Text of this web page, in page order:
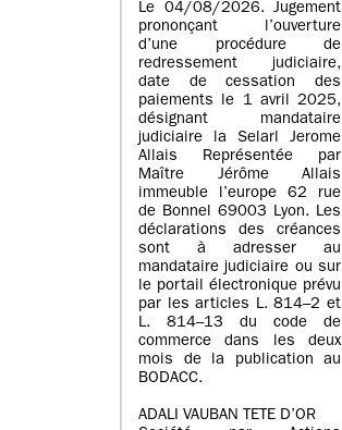
Le 04/08/2026. Jugement
prononçant l’ouverture
d’une procédure de
redressement judiciaire,
date de cessation des
paiements le 1 avril 2025,
désignant mandataire
judiciaire la Selarl Jerome
Allais Représentée par
Maître Jérôme Allais
immeuble l’europe 62 rue
de Bonnel 69003 Lyon. Les
déclarations des créances
sont à adresser au
mandataire judiciaire ou sur
le portail électronique prévu
par les articles L. 814–2 et
L. 814–13 du code de
commerce dans les deux
mois de la publication au
BODACC.
ADALI VAUBAN TETE D’OR